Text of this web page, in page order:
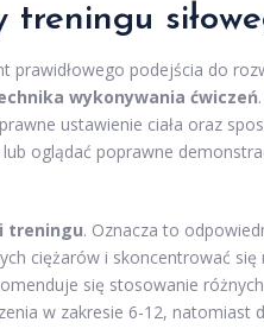
podejścia do
wykonywania ćwiczeń
ustawienie ciała oraz
oglądać poprawne
treningu. Oznacza to
ciężarów i skoncentrować się
się stosowanie
w zakresie 6-12, natomiast